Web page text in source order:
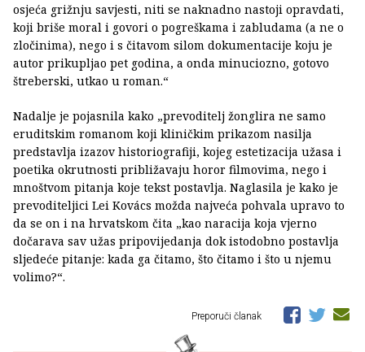
osjeća grižnju savjesti, niti se naknadno nastoji opravdati,
koji briše moral i govori o pogreškama i zabludama (a ne o
zločinima), nego i s čitavom silom dokumentacije koju je
autor prikupljao pet godina, a onda minuciozno, gotovo
štreberski, utkao u roman.“
Nadalje je pojasnila kako „prevoditelj žonglira ne samo
eruditskim romanom koji kliničkim prikazom nasilja
predstavlja izazov historiografiji, kojeg estetizacija užasa i
poetika okrutnosti približavaju horor filmovima, nego i
mnoštvom pitanja koje tekst postavlja. Naglasila je kako je
prevoditeljici Lei Kovács možda najveća pohvala upravo to
da se on i na hrvatskom čita „kao naracija koja vjerno
dočarava sav užas pripovijedanja dok istodobno postavlja
sljedeće pitanje: kada ga čitamo, što čitamo i što u njemu
volimo?“.
Preporuči članak